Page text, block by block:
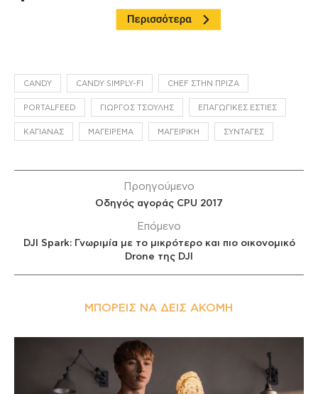
CANDY CANDY SIMPLY-FI CHEF ΣΤΗΝ ΠΡΊΖΑ
PORTALFEED ΓΙΏΡΓΟΣ ΤΣΟΎΛΗΣ ΕΠΑΓΩΓΙΚΈΣ ΕΣΤΊΕΣ
ΚΑΓΙΑΝΆΣ ΜΑΓΕΊΡΕΜΑ ΜΑΓΕΙΡΙΚΉ ΣΥΝΤΑΓΈΣ
Προηγούμενο
Οδηγός αγοράς CPU 2017
Επόμενο
DJI Spark: Γνωριμία με το μικρότερο και πιο οικονομικό
Drone της DJI
ΜΠΟΡΕΊΣ ΝΑ ΔΕΙΣ ΑΚΌΜΗ